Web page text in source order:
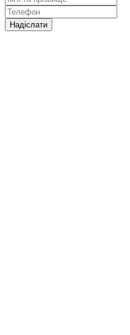
Надіслати